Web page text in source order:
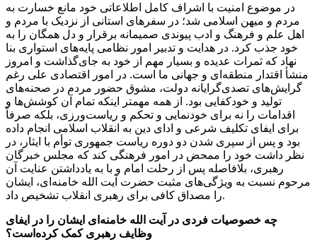
در موضوع امنیت با اشراف کامل اطلاعاتی خود مانع خسارت به
مردم و میهن اسلامی شد؛ در سفرهای استانی از نزدیک با مردم و
اهل علم و فرهنگ و ادب پیوندی صمیمانه برقرار و دل همگان را به
خود جذب کرد. در هدایت و تدبیر امور نظامی پایه‌های استواری بنا
نهاد که ثمرات عدیده و بسیار مهم از خود به جای‌گذاشت و امروز
منشأ اقتدار منطقه‌ای و جهانی ما است. در امور اقتصادی علی رغم
گرایش‌های تصدی‌گرایانه دولت، مشوق حضور مردم در صحنه‌های
تولید و خودکفایی بود. از همه مهمتر اینکه تمام آن کوشش‌ها و
اقدامات را نه برای خودنمایی و تحکم و ریاست‌ورزی، بلکه صرفاً
برای ایفای تکلیف شرعی و ادای دین به انقلاب اسلامی انجام داده
بود و پس از سپری شدن دو دوره ریاست جمهوری توأم با ایثار، در
نظر داشت خود را ممحض در امور فرهنگی کند که مجلس خبرگان
رهبری، بلافاصله پس از رحلت امام و با به یادداشتن عنایت آن
مرحوم نسبت به ویژگی‌های مثبت حضرت آیت الله خامنه‌ای، ایشان
را مصداق کافی برای رهبری انقلاب تشخیص داد.
چه خصوصیات فردی در آیت الله خامنه‌ای ایشان را در ایفای
وظایف رهبری کمک کرده‌است؟